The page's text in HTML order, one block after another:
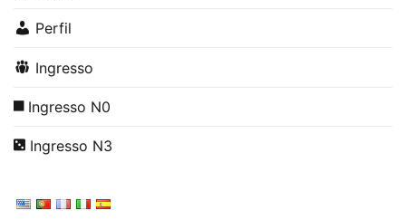
Perfil
Ingresso
Ingresso N0
Ingresso N3